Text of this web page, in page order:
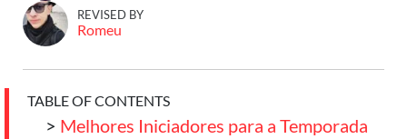
REVISED BY
Romeu
TABLE OF CONTENTS
> Melhores Iniciadores para a Temporada